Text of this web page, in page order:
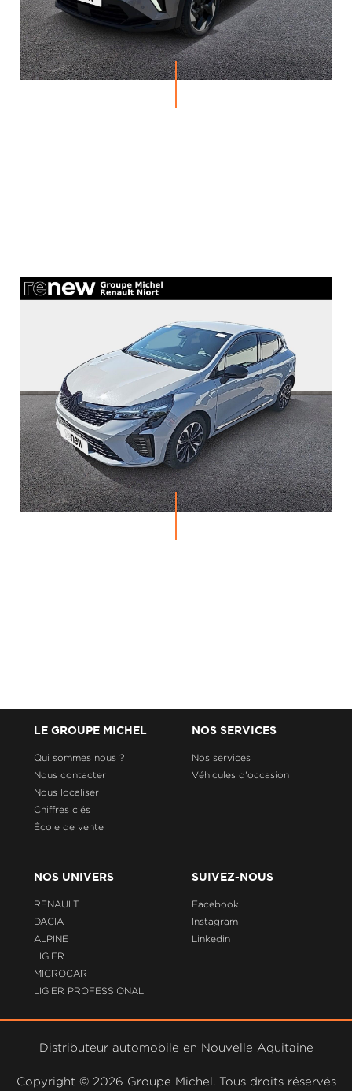
LE GROUPE MICHEL
Qui sommes nous ?
Nous contacter
Nous localiser
Chiffres clés
École de vente
NOS SERVICES
Nos services
Véhicules d'occasion
NOS UNIVERS
RENAULT
DACIA
ALPINE
LIGIER
MICROCAR
LIGIER PROFESSIONAL
SUIVEZ-NOUS
Facebook
Instagram
Linkedin
Distributeur automobile en Nouvelle-Aquitaine
Copyright © 2026 Groupe Michel. Tous droits réservés